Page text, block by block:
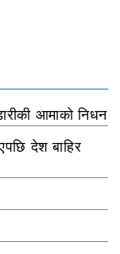
आमाको निधन
देश बाहिर